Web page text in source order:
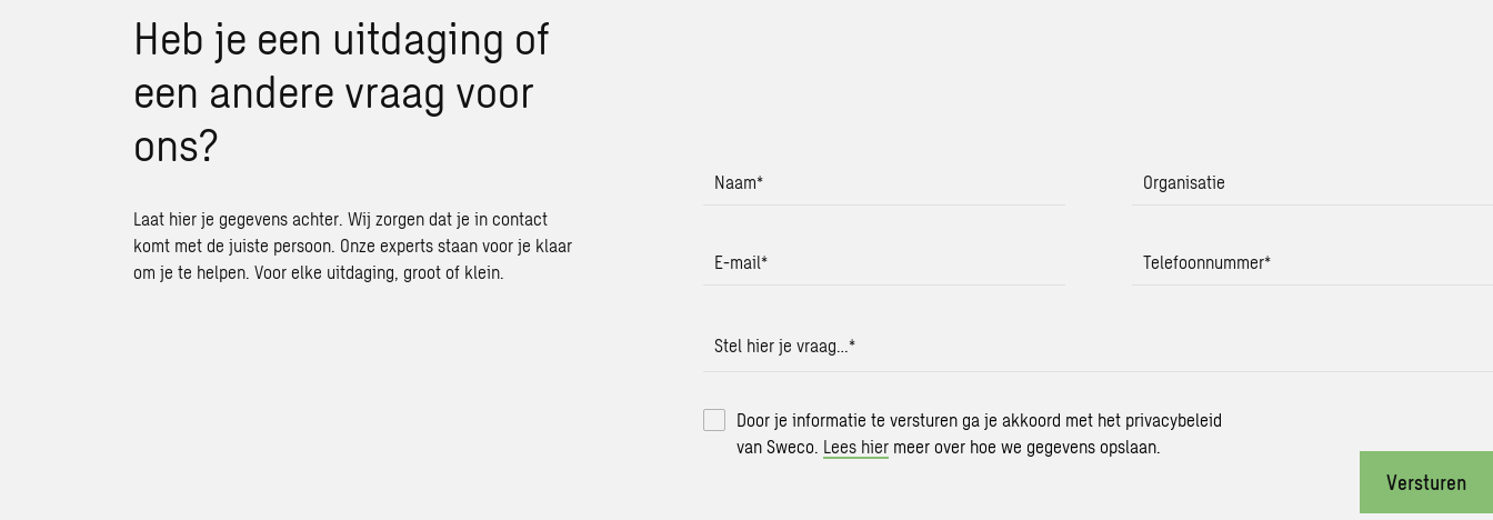
Heb je een uitdaging of
een andere vraag voor
ons?
Laat hier je gegevens achter. Wij zorgen dat je in contact
komt met de juiste persoon. Onze experts staan voor je klaar
om je te helpen. Voor elke uitdaging, groot of klein.
Naam* Organisatie
E-mail* Telefoonnummer*
Stel hier je vraag… *
Door je informatie te versturen ga je akkoord met het privacybeleid
van Sweco. Lees hier meer over hoe we gegevens opslaan.
Versturen